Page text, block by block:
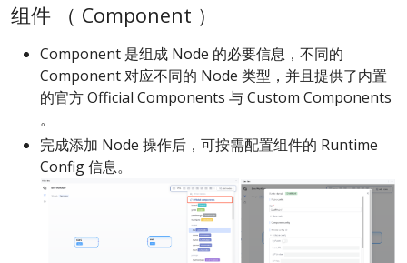
组件 （ Component ）
Component 是组成 Node 的必要信息，不同的
Component 对应不同的 Node 类型，并且提供了内置
的官方 Official Components 与 Custom Components
。
完成添加 Node 操作后，可按需配置组件的 Runtime
Config 信息。